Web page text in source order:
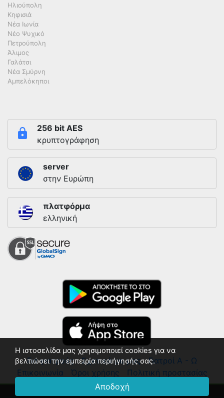
Ηλιούπολη
Κηφισιά
Νέα Ιωνία
Νέο Ψυχικό
Πετρούπολη
Άλιμος
Γαλάτσι
Νέα Σμύρνη
Αμπελόκηποι
256 bit AES
κρυπτογράφηση
server
στην Ευρώπη
πλατφόρμα
ελληνική
Για γιατρούς Σχετικά με μας
Γιατροί Α - Ω
Επικοινωνία
Όροι χρήσης Πολιτική προστασίας
© 2018 - 2026 ΛΙΣΤΑ ΓΙΑΤΡΩΝ
Η ιστοσελίδα μας χρησιμοποιεί cookies για να
βελτιώσει την εμπειρία περιήγησής σας.
Αποδοχή